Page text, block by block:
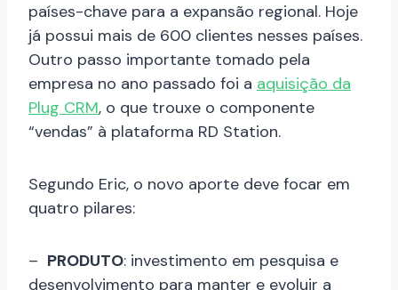
países-chave para a expansão regional. Hoje
já possui mais de 600 clientes nesses países.
Outro passo importante tomado pela
empresa no ano passado foi a aquisição da
Plug CRM, o que trouxe o componente
“vendas” à plataforma RD Station.
Segundo Eric, o novo aporte deve focar em
quatro pilares:
– PRODUTO: investimento em pesquisa e
desenvolvimento para manter e evoluir a